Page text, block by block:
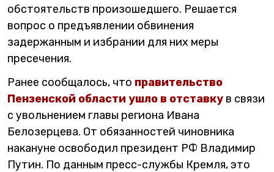
обстоятельств произошедшего. Решается
вопрос о предъявлении обвинения
задержанным и избрании для них меры
пресечения.
Ранее сообщалось, что правительство
Пензенской области ушло в отставку в связи
с увольнением главы региона Ивана
Белозерцева. От обязанностей чиновника
накануне освободил президент РФ Владимир
Путин. По данным пресс-службы Кремля, это